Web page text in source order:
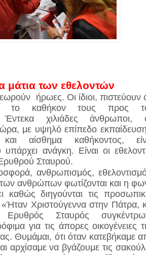
μάτια των εθελοντών
ήρωες. Οι ίδιοι, πιστεύουν
το καθήκον τους προς
χιλιάδες άνθρωποι,
με υψηλό επίπεδο
αίσθημα καθήκοντος,
ανάγκη. Είναι οι
Σταυρού.
ανθρωπισμός,
ανθρώπων φωτίζονται και η
καθώς διηγούνται τις
«Ήταν Χριστούγεννα στην Πάτρα,
Σταυρός
για τις άπορες οικογένειες
Θυμάμαι, ότι όταν κατεβήκαμε
αρχίσαμε να βγάζουμε τις